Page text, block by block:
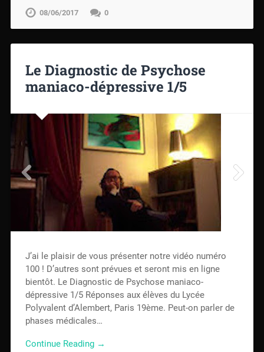
08/06/2017 0
Le Diagnostic de Psychose
maniaco-dépressive 1/5
J’ai le plaisir de vous présenter notre vidéo numéro
100 ! D’autres sont prévues et seront mis en ligne
bientôt. Le Diagnostic de Psychose maniaco-
dépressive 1/5 Réponses aux élèves du Lycée
Polyvalent d’Alembert, Paris 19ème. Peut-on parler de
phases médicales…
Continue Reading →